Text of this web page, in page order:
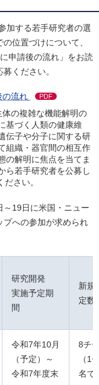
加する若手研究者の選
位置づけについて、
申請後の流れ」をお読
ください。
の流れ PDF
の複雑な機能解明の
基づく人類の健康維
伝子や分子に関する研
組織・器官間の相互作
の解明に焦点を当てま
ら若手研究者を公募し
ださい。
19日に米国・ニュー
プへの参加が求められ
研究開発
実施予定期
間
新規
定数
令和7年10月
（予定）～
令和7年度末
8チ
（1
名で